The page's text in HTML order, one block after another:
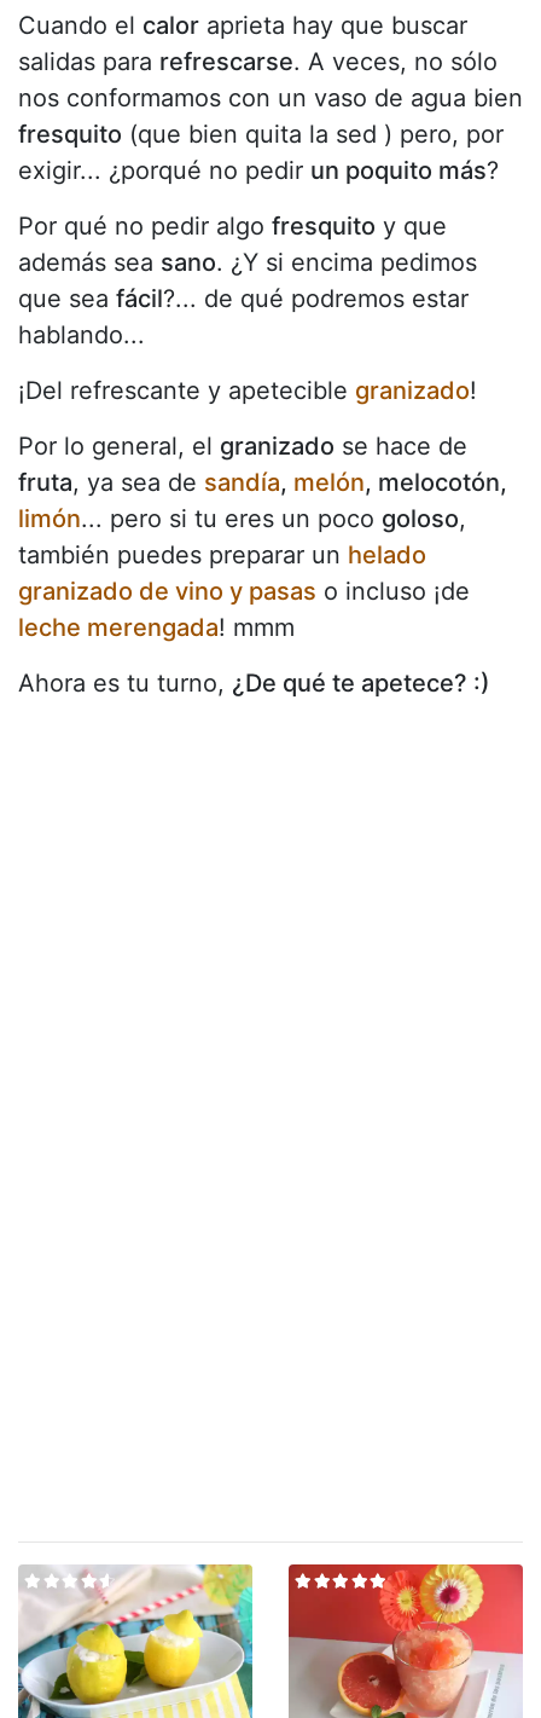
Cuando el calor aprieta hay que buscar
salidas para refrescarse. A veces, no sólo
nos conformamos con un vaso de agua bien
fresquito (que bien quita la sed ) pero, por
exigir... ¿porqué no pedir un poquito más?
Por qué no pedir algo fresquito y que
además sea sano. ¿Y si encima pedimos
que sea fácil?... de qué podremos estar
hablando...
¡Del refrescante y apetecible granizado!
Por lo general, el granizado se hace de
fruta, ya sea de sandía, melón, melocotón,
limón... pero si tu eres un poco goloso,
también puedes preparar un helado
granizado de vino y pasas o incluso ¡de
leche merengada! mmm
Ahora es tu turno, ¿De qué te apetece? :)